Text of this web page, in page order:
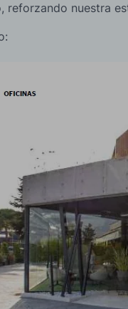
reforzando nuestra